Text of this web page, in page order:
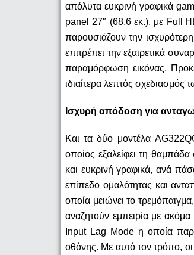
απόλυτα ευκρινή γραφικά
panel 27″ (68,6 εκ.), με Full
παρουσιάζουν την
επιτρέπει την εξαιρετικά
παραμόρφωση εικόνας.
ιδιαίτερα λεπτός
Ισχυρή απόδοση για
Και τα δύο μοντέλα AG322
οποίος εξαλείφει τη
και ευκρινή γραφικά, ανά
επίπεδο ομαλότητας και
οποία μειώνει το
αναζητούν εμπειρία με
Input Lag Mode η οποία
οθόνης. Με αυτό τον τρόπο, οι